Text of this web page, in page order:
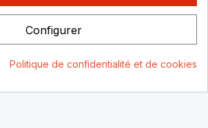
Un site conçu par :
Configurer
Politique de confidentialité et de cookies